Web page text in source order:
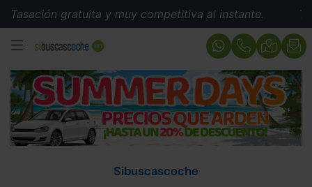
gratuita y muy competitiva al instante.
MENÚ
Sibuscascoche